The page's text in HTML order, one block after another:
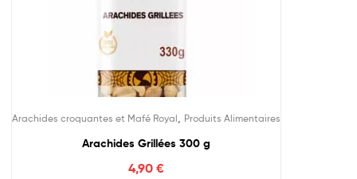
Arachides croquantes et Mafé Royal Produits Alimentaires
Arachides Grillées 300 g
4,90 €